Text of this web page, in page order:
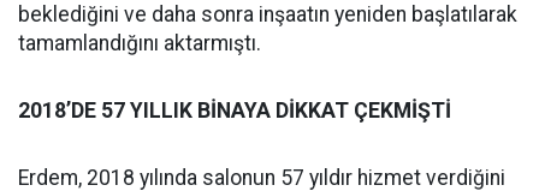
beklediğini ve daha sonra inşaatın yeniden başlatılarak
tamamlandığını aktarmıştı.
2018’DE 57 YILLIK BİNAYA DİKKAT ÇEKMİŞTİ
Erdem, 2018 yılında salonun 57 yıldır hizmet verdiğini